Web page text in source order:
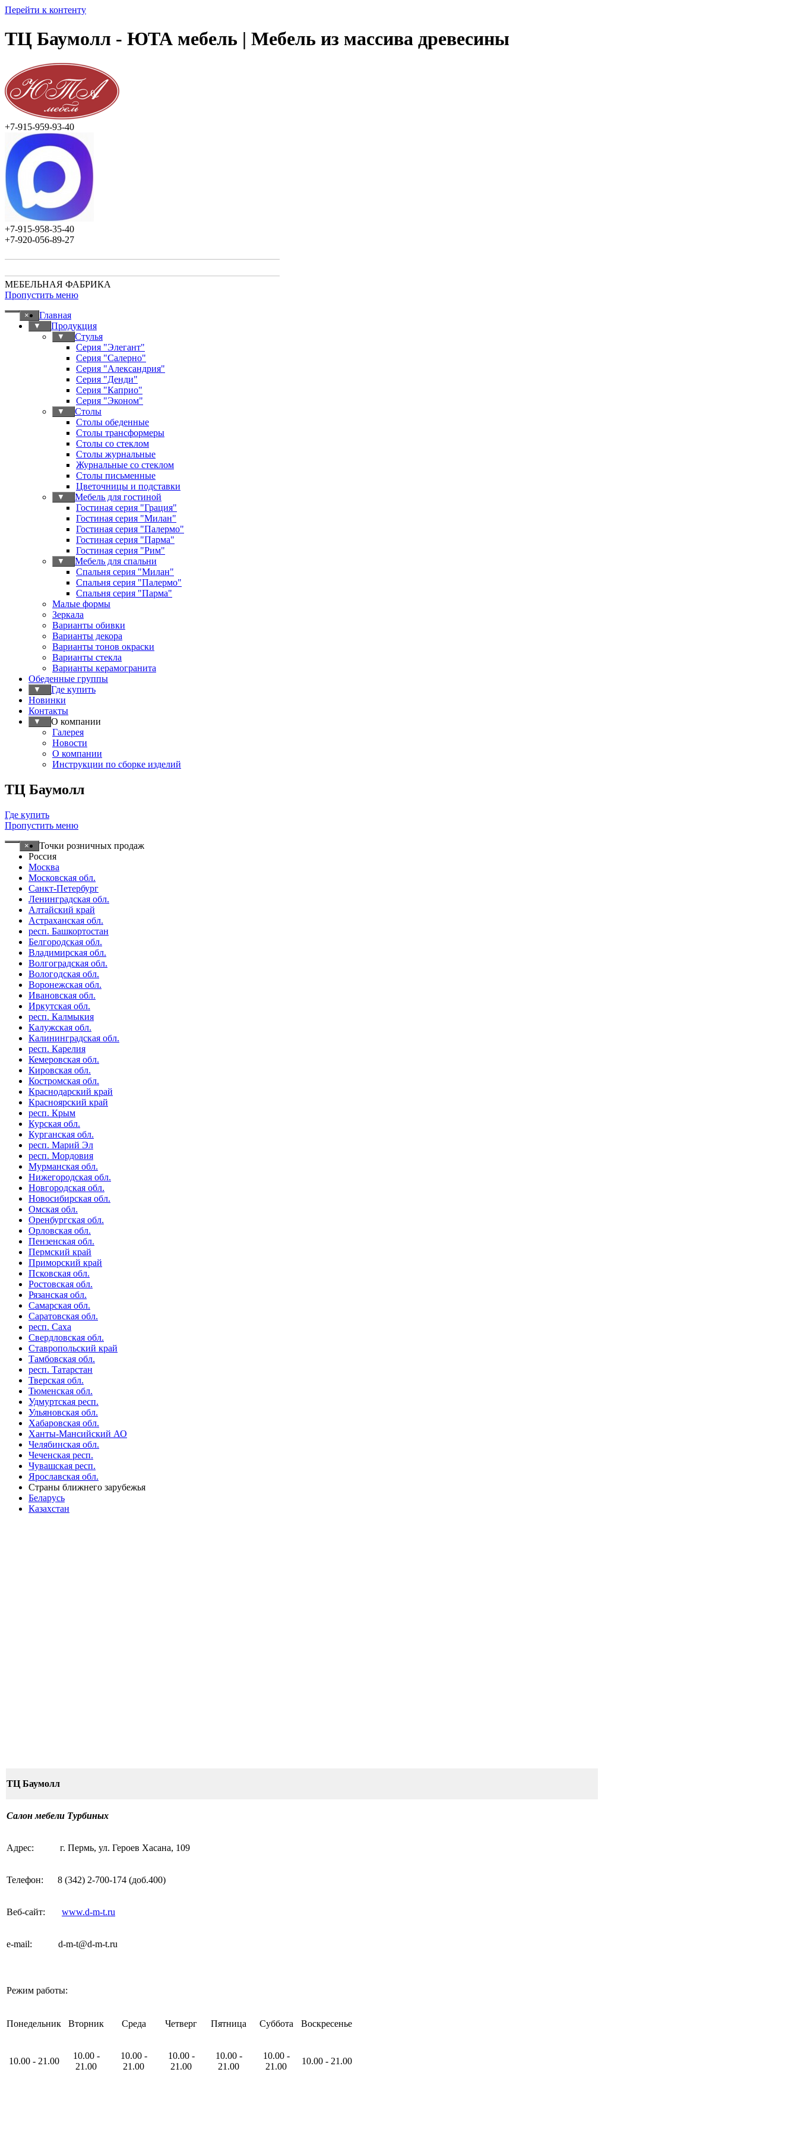
Перейти к контенту
ТЦ Баумолл - ЮТА мебель | Мебель из массива древесины
+7-915-959-93-40
+7-915-958-35-40
+7-920-056-89-27
МЕБЕЛЬНАЯ ФАБРИКА
Пропустить меню
×
Главная
Продукция
▼
Стулья
▼
Серия "Элегант"
Серия "Салерно"
Серия "Александрия"
Серия "Денди"
Серия "Каприо"
Серия "Эконом"
Столы
▼
Столы обеденные
Столы трансформеры
Столы со стеклом
Столы журнальные
Журнальные со стеклом
Столы письменные
Цветочницы и подставки
Мебель для гостиной
▼
Гостиная серия "Грация"
Гостиная серия "Милан"
Гостиная серия "Палермо"
Гостиная серия "Парма"
Гостиная серия "Рим"
Мебель для спальни
▼
Спальня серия "Милан"
Спальня серия "Палермо"
Спальня серия "Парма"
Малые формы
Зеркала
Варианты обивки
Варианты декора
Варианты тонов окраски
Варианты стекла
Варианты керамогранита
Обеденные группы
Где купить
▼
Новинки
Контакты
О компании
▼
Галерея
Новости
О компании
Инструкции по сборке изделий
ТЦ Баумолл
Где купить
Пропустить меню
×
Точки розничных продаж
Россия
Москва
Московская обл.
Санкт-Петербург
Ленинградская обл.
Алтайский край
Астраханская обл.
респ. Башкортостан
Белгородская обл.
Владимирская обл.
Волгоградская обл.
Вологодская обл.
Воронежская обл.
Ивановская обл.
Иркутская обл.
респ. Калмыкия
Калужская обл.
Калининградская обл.
респ. Карелия
Кемеровская обл.
Кировская обл.
Костромская обл.
Краснодарский край
Красноярский край
респ. Крым
Курская обл.
Курганская обл.
респ. Марий Эл
респ. Мордовия
Мурманская обл.
Нижегородская обл.
Новгородская обл.
Новосибирская обл.
Омская обл.
Оренбургская обл.
Орловская обл.
Пензенская обл.
Пермский край
Приморский край
Псковская обл.
Ростовская обл.
Рязанская обл.
Самарская обл.
Саратовская обл.
респ. Саха
Свердловская обл.
Ставропольский край
Тамбовская обл.
респ. Татарстан
Тверская обл.
Тюменская обл.
Удмуртская респ.
Ульяновская обл.
Хабаровская обл.
Ханты-Мансийский АО
Челябинская обл.
Чеченская респ.
Чувашская респ.
Ярославская обл.
Страны ближнего зарубежья
Беларусь
Казахстан
ТЦ Баумолл
Салон мебели Турбиных
Адрес: г. Пермь, ул. Героев Хасана, 109
Телефон: 8 (342) 2-700-174 (доб.400)
Веб-сайт: www.d-m-t.ru
e-mail: d-m-t@d-m-t.ru
Режим работы:
Понедельник Вторник Среда Четверг Пятница Суббота Воскресенье
10.00 -21 .00
10.00 -
21 .00
10.00 -
21 .00
10.00 -
21 .00
10.00 -
21 .00
10.00 -
21 .00
10.00 -21 .00